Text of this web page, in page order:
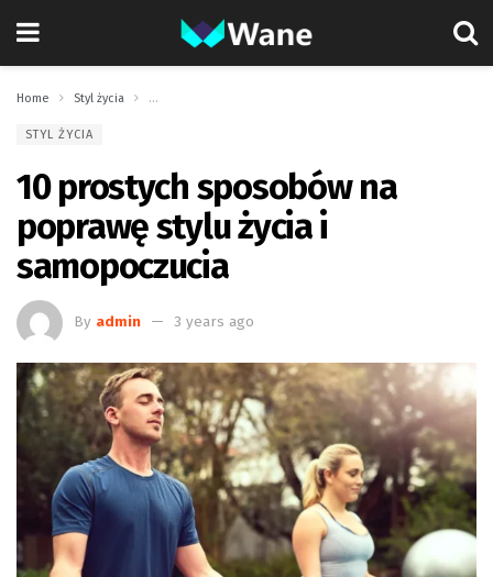
Home Styl życia 10 prostych sposobów na poprawę stylu życia i
STYL ŻYCIA
10 prostych sposobów na
poprawę stylu życia i
samopoczucia
By admin 3 years ago